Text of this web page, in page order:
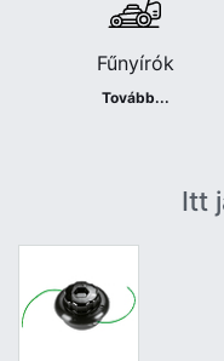
Fűnyírók
Tovább...
Itt